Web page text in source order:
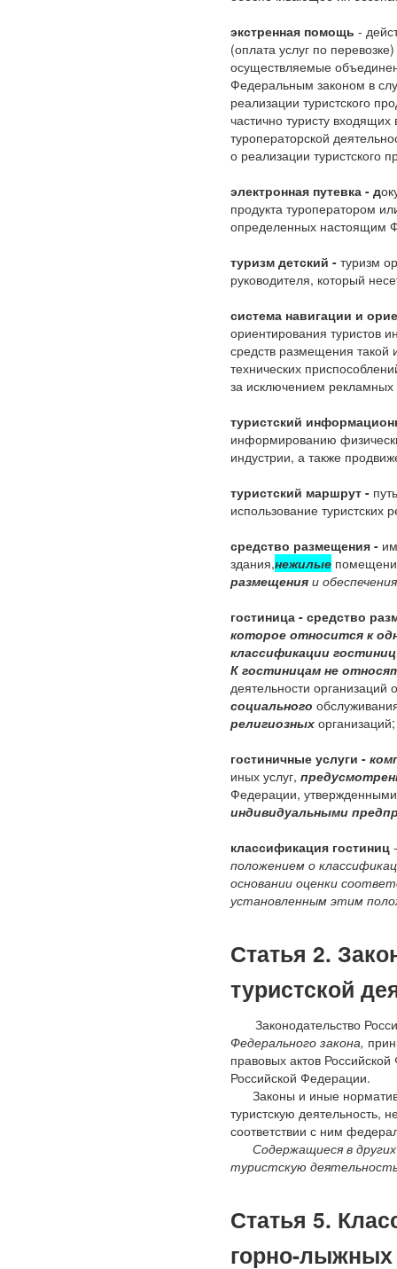
экстренная помощь -
(оплата услуг по
осуществляемые
Федеральным законом в
реализации туристского
частично туристу
туроператорской
о реализации туристского
электронная путевка - д
продукта туроператором
определенных настоящим
туризм детский - туризм
руководителя, который
система навигации и
ориентирования туристов
средств размещения
технических
за исключением рекламных
туристский
информированию
индустрии, а также
туристский маршрут -
использование туристских
средство размещения -
здания,нежилые
размещения и
гостиница - средство
которое относится к
классификации гостиниц
К гостиницам не
деятельности
социального
религиозных организаций;
гостиничные услуги -
иных услуг,
Федерации,
индивидуальными
классификация гостиниц
положением о
основании оценки
установленным этим
Статья 2.
туристской
Законодательство
Федерального закона,
правовых актов
Российской Федерации.
Законы и иные
туристскую деятельность,
соответствии с ним
Содержащиеся в
туристскую
Статья 5.
горно-лыжных